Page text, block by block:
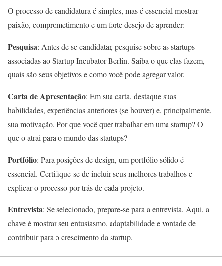
O processo de candidatura é simples, mas é essencial mostrar
paixão, comprometimento e um forte desejo de aprender:
Pesquisa: Antes de se candidatar, pesquise sobre as startups
associadas ao Startup Incubator Berlin. Saiba o que elas fazem,
quais são seus objetivos e como você pode agregar valor.
Carta de Apresentação: Em sua carta, destaque suas
habilidades, experiências anteriores (se houver) e, principalmente,
sua motivação. Por que você quer trabalhar em uma startup? O
que o atrai para o mundo das startups?
Portfólio: Para posições de design, um portfólio sólido é
essencial. Certifique-se de incluir seus melhores trabalhos e
explicar o processo por trás de cada projeto.
Entrevista: Se selecionado, prepare-se para a entrevista. Aqui, a
chave é mostrar seu entusiasmo, adaptabilidade e vontade de
contribuir para o crescimento da startup.